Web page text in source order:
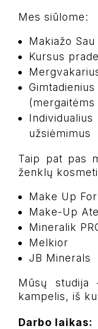
Mes siūlome:
Makiažo
Kursus
(mergaitėms
užsiėmimus
Taip pat pas
ženklų
Make Up
Make-Up
Mineralik
Melkior
JB Minerals
Mūsų studija
kampelis, iš
Darbo laikas: